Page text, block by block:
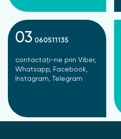
03 060511135
contactați-ne prin Viber,
Whatsapp, Facebook,
Instagram, Telegram